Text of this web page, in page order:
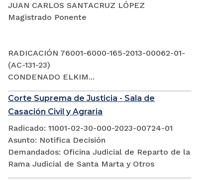
JUAN CARLOS SANTACRUZ LÓPEZ
Magistrado Ponente
RADICACIÓN 76001-6000-165-2013-00062-01-
(AC-131-23)
CONDENADO ELKIM...
Corte Suprema de Justicia - Sala de
Casación Civil y Agraria
Radicado: 11001-02-30-000-2023-00724-01
Asunto: Notifica Decisión
Demandados: Oficina Judicial de Reparto de la
Rama Judicial de Santa Marta y Otros